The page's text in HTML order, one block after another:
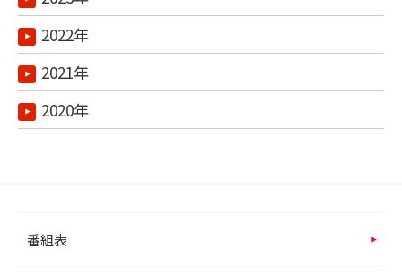
2022年
2021年
2020年
番組表